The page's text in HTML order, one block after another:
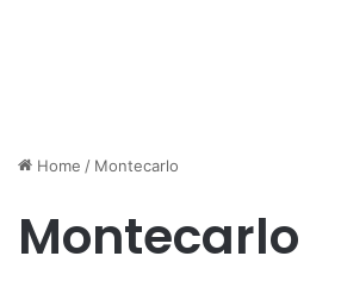
Home / Montecarlo
Montecarlo